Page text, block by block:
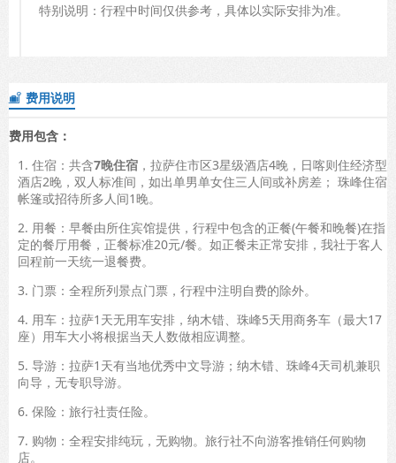
特别说明：行程中时间仅供参考，具体以实际安排为准。
 费用说明
费用包含：
1. 住宿：共含7晚住宿 ，拉萨住市区3星级酒店4晚，日喀则住经济型
酒店2晚，双人标准间，如出单男单女住三人间或补房差； 珠峰住宿
帐篷或招待所多人间1晚。
2. 用餐：早餐由所住宾馆提供，行程中包含的正餐(午餐和晚餐)在指
定的餐厅用餐，正餐标准20元/餐。如正餐未正常安排，我社于客人
回程前一天统一退餐费。
3. 门票：全程所列景点门票，行程中注明自费的除外。
4. 用车：拉萨1天无用车安排，纳木错、珠峰5天用商务车（最大17
座）用车大小将根据当天人数做相应调整。
5. 导游：拉萨1天有当地优秀中文导游；纳木错、珠峰4天司机兼职
向导，无专职导游。
6. 保险：旅行社责任险。
7. 购物：全程安排纯玩，无购物。旅行社不向游客推销任何购物
店。